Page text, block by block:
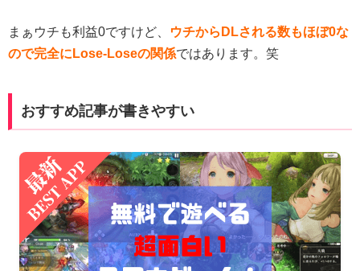
まぁウチも利益0ですけど、
ウチからDLされる数もほぼ0な
ので完全にLose-Loseの関係ではあります。笑
おすすめ記事が書きやすい